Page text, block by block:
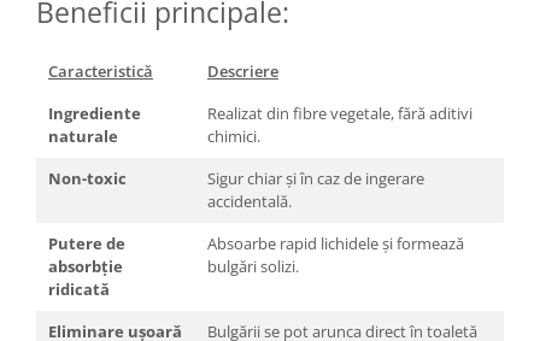
Beneficii principale:
Caracteristică
Descriere
Ingrediente
naturale
Realizat din fibre vegetale, fără aditivi
chimici.
Non-toxic
Sigur chiar și în caz de ingerare
accidentală.
Putere de
absorbție
ridicată
Absoarbe rapid lichidele și formează
bulgări solizi.
Eliminare ușoară
Bulgării se pot arunca direct în toaletă